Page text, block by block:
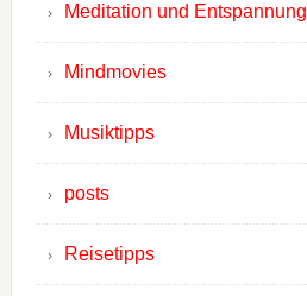
Meditation und Entspannung
Mindmovies
Musiktipps
posts
Reisetipps